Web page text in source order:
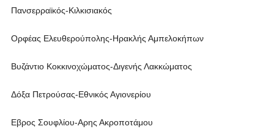
Πανσερραϊκός-Κιλκισιακός
Ορφέας Ελευθερούπολης-Ηρακλής Αμπελοκήπων
Βυζάντιο Κοκκινοχώματος-Διγενής Λακκώματος
Δόξα Πετρούσας-Εθνικός Αγιονερίου
Εβρος Σουφλίου-Αρης Ακροποτάμου